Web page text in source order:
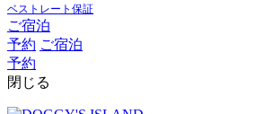
ベストレート保証
ご宿泊
予約 ご宿泊
予約
閉じる